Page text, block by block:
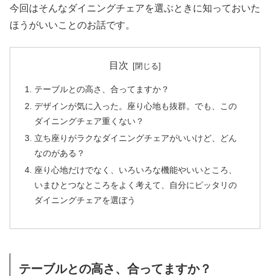
今回はそんなダイニングチェアを選ぶときに知っておいた
ほうがいいことのお話です。
目次
テーブルとの高さ、合ってますか？
デザインが気に入った。座り心地も抜群。でも、この
ダイニングチェア重くない？
立ち座りがラクなダイニングチェアがいいけど、どん
なのがある？
座り心地だけでなく、いろいろな機能やいいところ、
いまひとつなところをよく考えて、自分にピッタリの
ダイニングチェアを選ぼう
テーブルとの高さ、合ってますか？